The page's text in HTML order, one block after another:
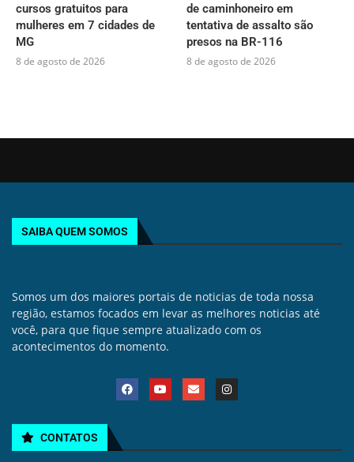
cursos gratuitos para
mulheres em 7 cidades de
MG
8 de agosto de 2026
de caminhoneiro em
tentativa de assalto são
presos na BR-116
8 de agosto de 2026
SAIBA QUEM SOMOS
Somos um dos maiores portais de noticias de toda nossa
região, estamos focados em levar as melhores noticias até
você, para que fique sempre atualizado com os
acontecimentos do momento.
CONTATOS